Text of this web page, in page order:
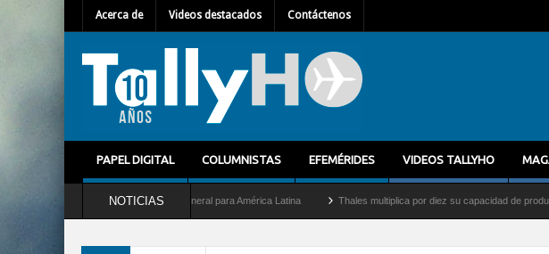
Acerca de Videos destacados Contáctenos
PAPEL DIGITAL COLUMNISTAS EFEMÉRIDES VIDEOS TALLYHO
NOTICIAS
Mallet como nuevo Director General para América Latina Thales multiplica por diez su capacidad de producción de